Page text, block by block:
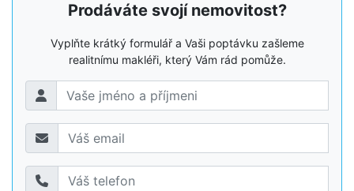
Prodáváte svojí nemovitost?
Vyplňte krátký formulář a Vaši poptávku zašleme
realitnímu makléři, který Vám rád pomůže.